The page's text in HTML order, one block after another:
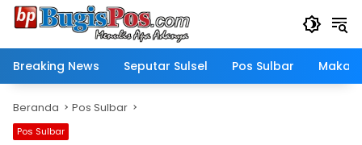
Langsung
Breaking News
Seputar Sulsel Pos Sulbar
Beranda Pos Sulbar
Pos Sulbar